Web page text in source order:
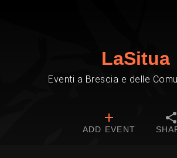
LaSitua
Eventi a Brescia e delle
ADD EVENT